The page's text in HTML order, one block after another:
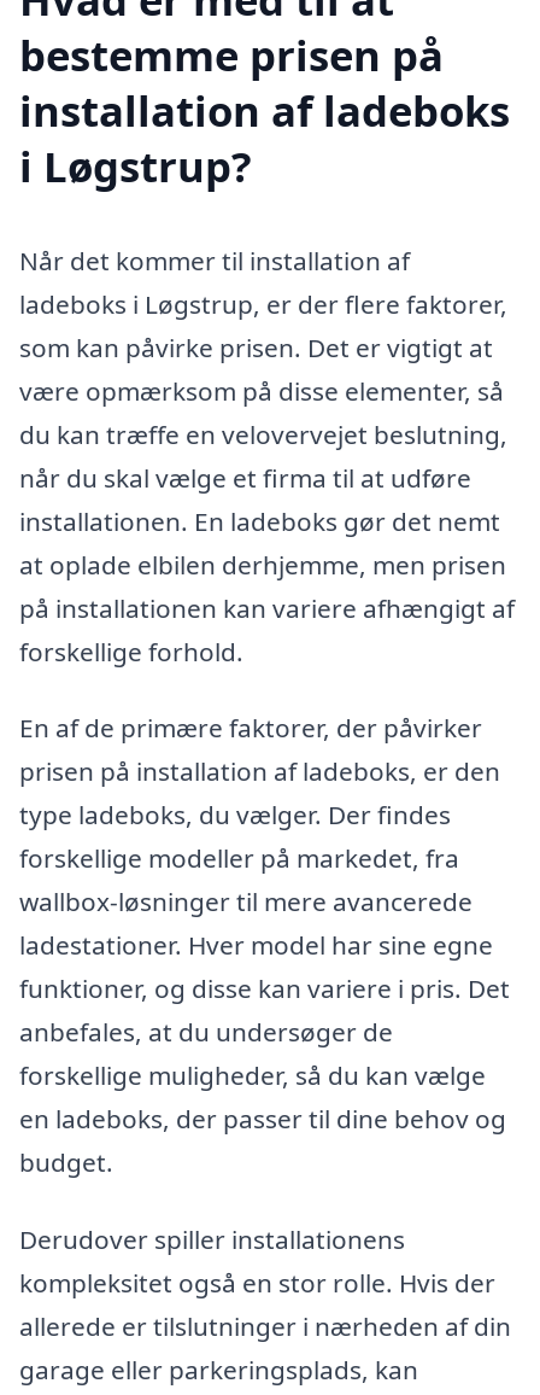
bestemme prisen på
installation af ladeboks
i Løgstrup?
Når det kommer til installation af
ladeboks i Løgstrup, er der flere faktorer,
som kan påvirke prisen. Det er vigtigt at
være opmærksom på disse elementer, så
du kan træffe en velovervejet beslutning,
når du skal vælge et firma til at udføre
installationen. En ladeboks gør det nemt
at oplade elbilen derhjemme, men prisen
på installationen kan variere afhængigt af
forskellige forhold.
En af de primære faktorer, der påvirker
prisen på installation af ladeboks, er den
type ladeboks, du vælger. Der findes
forskellige modeller på markedet, fra
wallbox-løsninger til mere avancerede
ladestationer. Hver model har sine egne
funktioner, og disse kan variere i pris. Det
anbefales, at du undersøger de
forskellige muligheder, så du kan vælge
en ladeboks, der passer til dine behov og
budget.
Derudover spiller installationens
kompleksitet også en stor rolle. Hvis der
allerede er tilslutninger i nærheden af din
garage eller parkeringsplads, kan